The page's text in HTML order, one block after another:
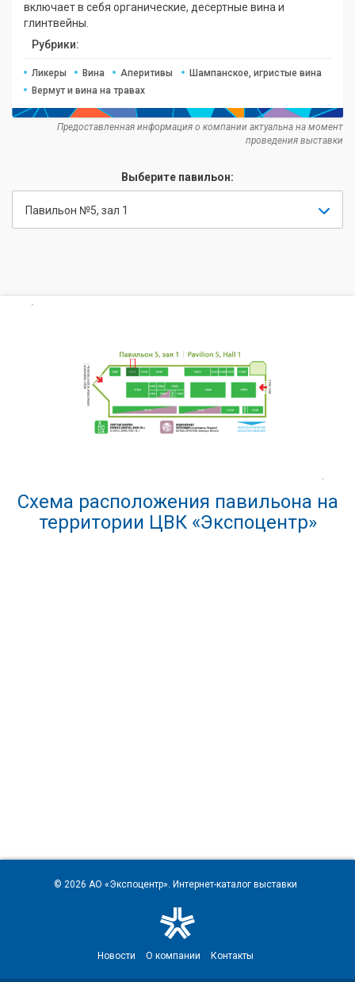
включает в себя органические, десертные вина и
глинтвейны.
Рубрики:
Ликеры Вина Аперитивы
Шампанское, игристые вина
Вермут и вина на травах
Предоставленная информация о компании актуальна на момент
проведения выставки
Выберите павильон:
Павильон №5, зал 1
Схема расположения павильона на
территории ЦВК «Экспоцентр»
© 2026 АО «Экспоцентр». Интернет-каталог выставки
Новости О компании Контакты